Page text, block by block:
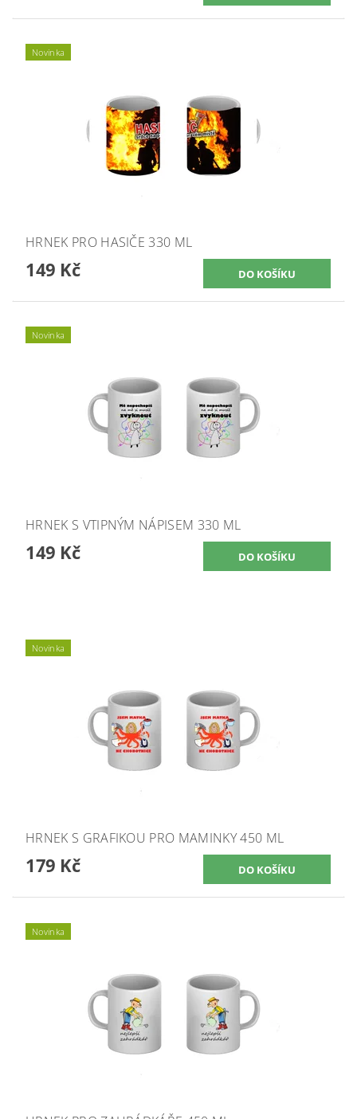
Novinka
HRNEK PRO HASIČE 330 ML
149 Kč
Novinka
HRNEK S VTIPNÝM NÁPISEM 330 ML
149 Kč
Novinka
HRNEK S GRAFIKOU PRO MAMINKY 450 ML
179 Kč
Novinka